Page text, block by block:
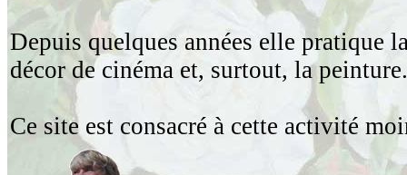
Depuis quelques années elle pratique
décor de cinéma et, surtout, la
Ce site est consacré à cette activité